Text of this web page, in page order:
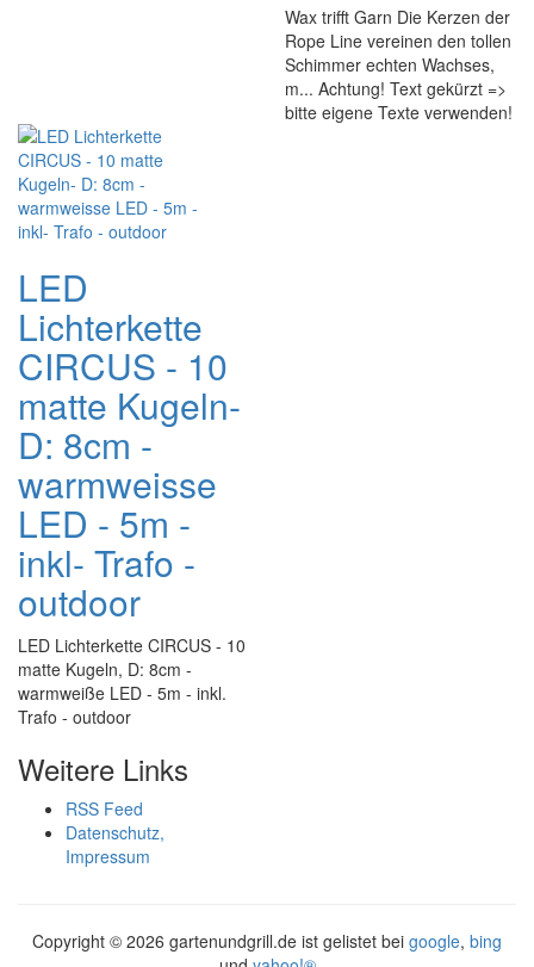
Wax trifft Garn Die Kerzen der
Rope Line vereinen den tollen
Schimmer echten Wachses,
m... Achtung! Text gekürzt =>
bitte eigene Texte verwenden!
LED
Lichterkette
CIRCUS - 10
matte Kugeln-
D: 8cm -
warmweisse
LED - 5m -
inkl- Trafo -
outdoor
LED Lichterkette CIRCUS - 10
matte Kugeln, D: 8cm -
warmweiße LED - 5m - inkl.
Trafo - outdoor
Weitere Links
RSS Feed
Datenschutz,
Impressum
Copyright © 2026 gartenundgrill.de ist gelistet bei google, bing